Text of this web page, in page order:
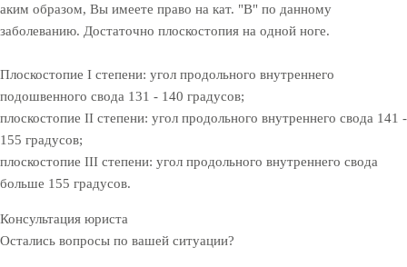
аким образом, Вы имеете право на кат. "В" по данному
заболеванию. Достаточно плоскостопия на одной ноге.
Плоскостопие I степени: угол продольного внутреннего
подошвенного свода 131 - 140 градусов;
плоскостопие II степени: угол продольного внутреннего свода 141 -
155 градусов;
плоскостопие III степени: угол продольного внутреннего свода
больше 155 градусов.
Консультация юриста
Остались вопросы по вашей ситуации?